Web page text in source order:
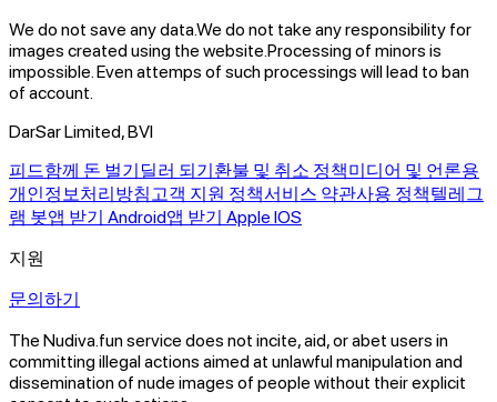
We do not save any data.We do not take any responsibility for
images created using the website.Processing of minors is
impossible. Even attemps of such processings will lead to ban
of account.
DarSar Limited, BVI
피드함께 돈 벌기 딜러 되기환불 및 취소 정책미디어 및 언론용
개인정보처리방침고객 지원 정책서비스 약관사용 정책텔레그
램 봇앱 받기 Android앱 받기 Apple IOS
지원
문의하기
The Nudiva.fun service does not incite, aid, or abet users in
committing illegal actions aimed at unlawful manipulation and
dissemination of nude images of people without their explicit